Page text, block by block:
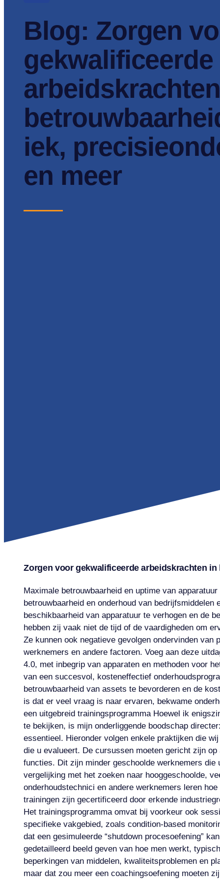
Blog: Zorgen
gekwalificeerde
iek,
en meer
Zorgen voor gekwalificeerde arbeidskrachten
Maximale betrouwbaarheid en uptime van
betrouwbaarheid en onderhoud van
beschikbaarheid van apparatuur te verhogen en de
hebben zij vaak niet de tijd of de vaardigheden om
Ze kunnen ook negatieve gevolgen ondervinden van
werknemers en andere factoren. Voeg aan deze
4.0, met inbegrip van apparaten en methoden voor
van een succesvol, kosteneffectief
betrouwbaarheid van assets te bevorderen en de
is dat er veel vraag is naar ervaren, bekwame
een uitgebreid trainingsprogramma Hoewel ik
te bekijken, is mijn onderliggende boodschap
essentieel. Hieronder volgen enkele praktijken die
die u evalueert. De cursussen moeten gericht zijn
functies. Dit zijn minder geschoolde werknemers die
vergelijking met het zoeken naar hooggeschoolde,
onderhoudstechnici en andere werknemers leren
trainingen zijn gecertificeerd door erkende
Het trainingsprogramma omvat bij voorkeur ook
specifieke vakgebied, zoals condition-based
dat een gesimuleerde “shutdown procesoefening”
gedetailleerd beeld geven van hoe men werkt,
beperkingen van middelen, kwaliteitsproblemen en
maar dat zou meer een coachingsoefening moeten